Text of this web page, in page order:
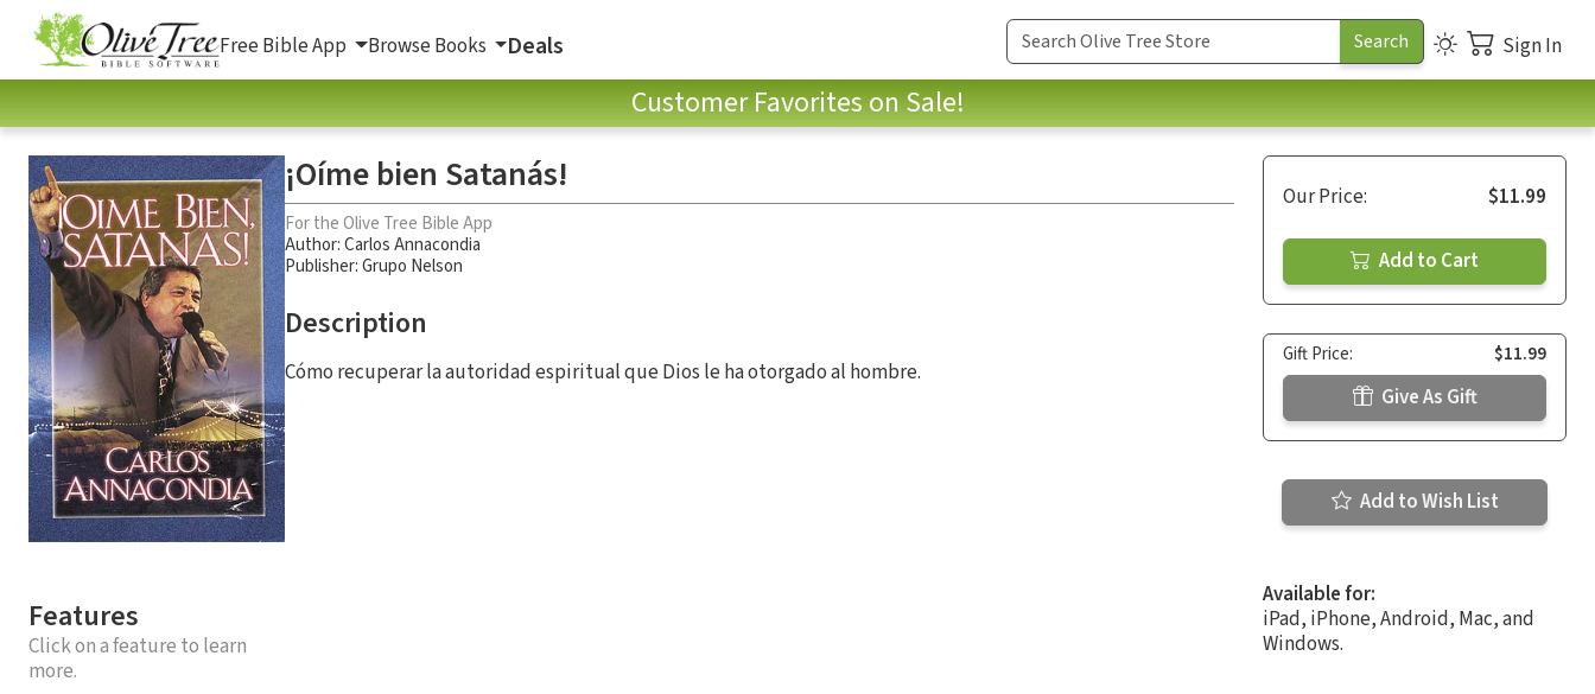
Free Bible App Browse Books Deals Sign In
Customer Favorites on Sale!
Features
Click on a feature to learn
more.
¡Oíme bien Satanás!
For the Olive Tree Bible App
Author:Carlos Annacondia
Publisher: Grupo Nelson
Description
Cómo recuperar la autoridad espiritual que Dios le ha otorgado al hombre.
Our Price: $11.99
Add to Cart
Gift Price: $11.99
Give As Gift
Add to Wish List
Available for:
iPad, iPhone, Android, Mac, and
Windows.